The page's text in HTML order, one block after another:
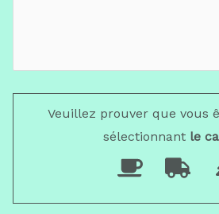
Veuillez prouver que vous
sélectionnantle